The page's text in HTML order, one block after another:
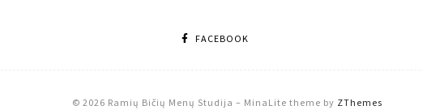
FACEBOOK
© 2026 Ramių Bičių Menų Studija – MinaLite theme by ZThemes